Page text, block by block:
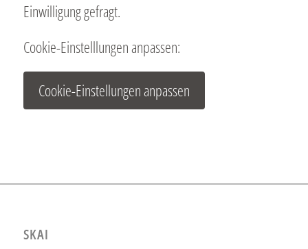
Einwilligung gefragt.
Cookie-Einstelllungen anpassen:
Cookie-Einstellungen anpassen
SKAI